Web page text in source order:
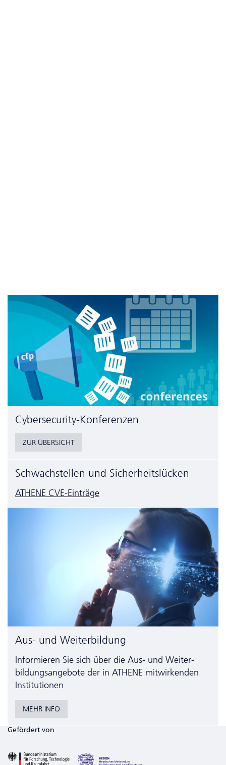
Cyber­security-Konferenzen
ZUR ÜBERSICHT
Schwachstellen und Sicherheitslücken
ATHENE CVE-Einträge
Aus- und Weiterbildung
Informieren Sie sich über die Aus- und Weiter­
bildungs­angebote der in ATHENE mitwirkenden
Institutionen
MEHR INFO
Gefördert von